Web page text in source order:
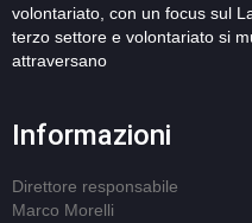
volontariato, con un focus sul
terzo settore e volontariato si
attraversano
Informazioni
Direttore responsabile
Marco Morelli